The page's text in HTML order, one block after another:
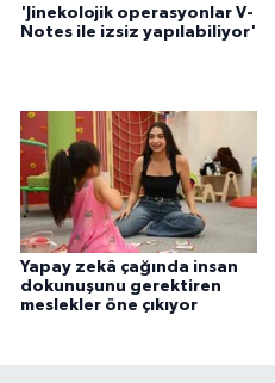
'Jinekolojik operasyonlar V-
Notes ile izsiz yapılabiliyor'
Yapay zekâ çağında insan
dokunuşunu gerektiren
meslekler öne çıkıyor